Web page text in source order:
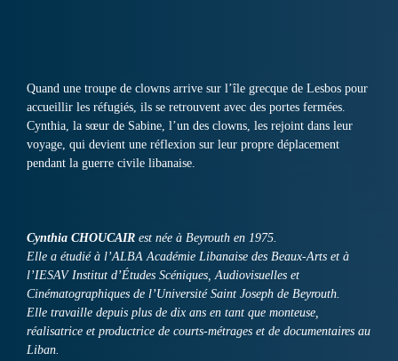
Quand une troupe de clowns arrive sur l’île grecque de Lesbos pour
accueillir les réfugiés, ils se retrouvent avec des portes fermées.
Cynthia, la sœur de Sabine, l’un des clowns, les rejoint dans leur
voyage, qui devient une réflexion sur leur propre déplacement
pendant la guerre civile libanaise.
Cynthia CHOUCAIR est née à Beyrouth en 1975.
Elle a étudié à l’ALBA Académie Libanaise des Beaux-Arts et à
l’IESAV Institut d’Études Scéniques, Audiovisuelles et
Cinématographiques de l’Université Saint Joseph de Beyrouth.
Elle travaille depuis plus de dix ans en tant que monteuse,
réalisatrice et productrice de courts-métrages et de documentaires au
Liban.